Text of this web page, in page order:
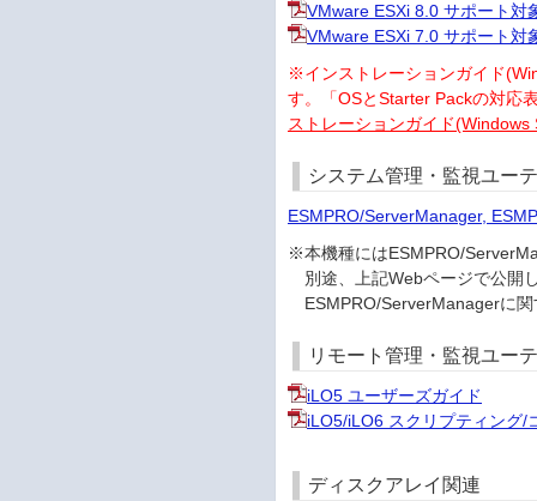
VMware ESXi 8.0 サポート対
VMware ESXi 7.0 サポート対
※インストレーションガイド
す。「OSとStarter Packの対応
ストレーションガイド
システム管理・監視ユー
ESMPRO/ServerManager,
※本機種にはESMPRO/
別途、上記Webページで公開
ESMPRO/ServerManagerに関
リモート管理・監視ユー
iLO5 ユーザーズガイド
iLO5/iLO6 スクリプティング/
ディスクアレイ関連